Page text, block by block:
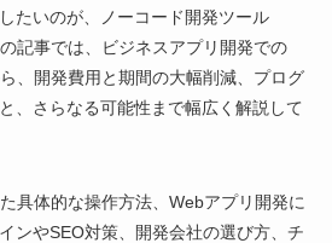
たいのが、ノーコード開発ツール
記事では、ビジネスアプリ開発での
、開発費用と期間の大幅削減、プログ
、さらなる可能性まで幅広く解説して
具体的な操作方法、Webアプリ開発に
ンやSEO対策、開発会社の選び方、チ